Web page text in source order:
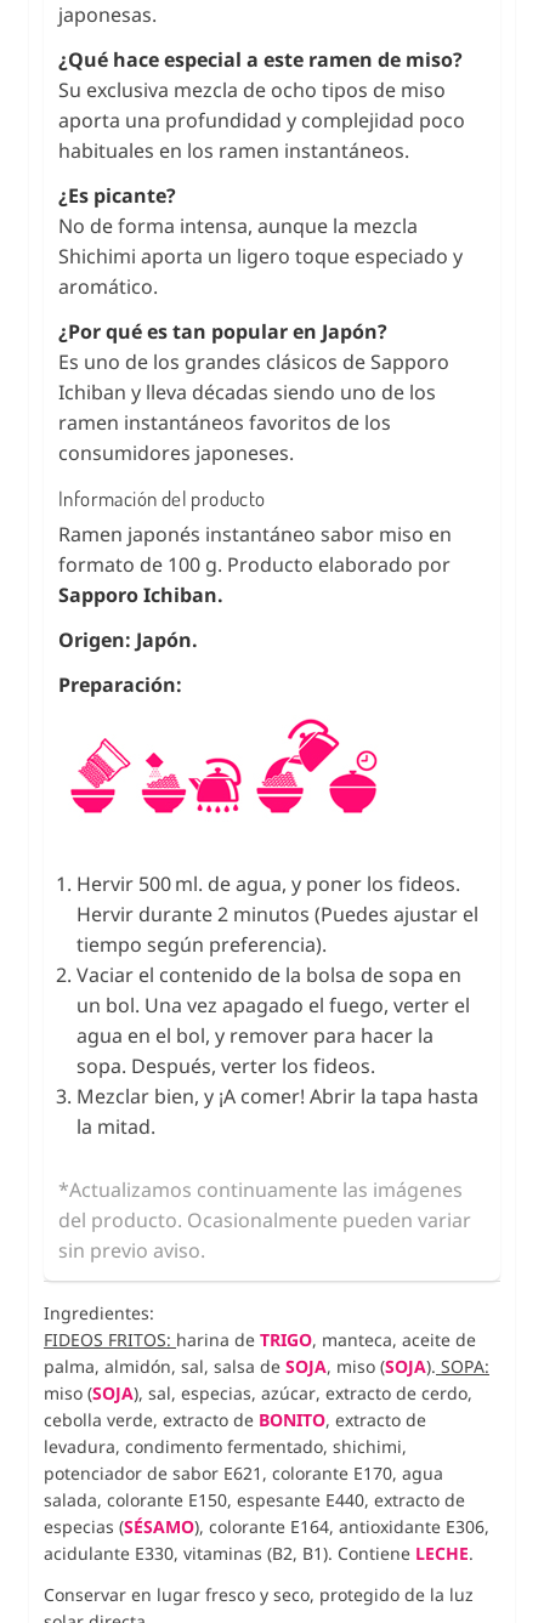
japonesas.
¿Qué hace especial a este ramen de miso?
Su exclusiva mezcla de ocho tipos de miso
aporta una profundidad y complejidad poco
habituales en los ramen instantáneos.
¿Es picante?
No de forma intensa, aunque la mezcla
Shichimi aporta un ligero toque especiado y
aromático.
¿Por qué es tan popular en Japón?
Es uno de los grandes clásicos de Sapporo
Ichiban y lleva décadas siendo uno de los
ramen instantáneos favoritos de los
consumidores japoneses.
Información del producto
Ramen japonés instantáneo sabor miso en
formato de 100 g. Producto elaborado por
Sapporo Ichiban.
Origen: Japón.
Preparación:
Hervir 500 ml. de agua, y poner los fideos.
Hervir durante 2 minutos (Puedes ajustar el
tiempo según preferencia).
Vaciar el contenido de la bolsa de sopa en
un bol. Una vez apagado el fuego, verter el
agua en el bol, y remover para hacer la
sopa. Después, verter los fideos.
Mezclar bien, y ¡A comer! Abrir la tapa hasta
la mitad.
*Actualizamos continuamente las imágenes
del producto. Ocasionalmente pueden variar
sin previo aviso.
Ingredientes:
FIDEOS FRITOS: harina de TRIGO, manteca, aceite de
palma, almidón, sal, salsa de SOJA, miso (SOJA). SOPA:
miso (SOJA), sal, especias, azúcar, extracto de cerdo,
cebolla verde, extracto de BONITO, extracto de
levadura, condimento fermentado, shichimi,
potenciador de sabor E621, colorante E170, agua
salada, colorante E150, espesante E440, extracto de
especias (SÉSAMO), colorante E164, antioxidante E306,
acidulante E330, vitaminas (B2, B1). Contiene LECHE.
Conservar en lugar fresco y seco, protegido de la luz